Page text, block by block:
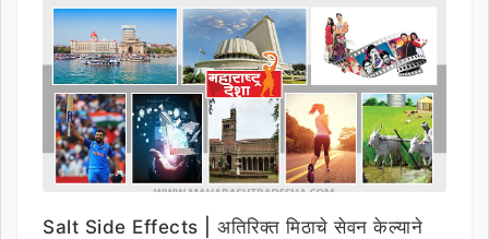
Salt Side Effects | अतिरिक्त मिठाचे सेवन केल्याने